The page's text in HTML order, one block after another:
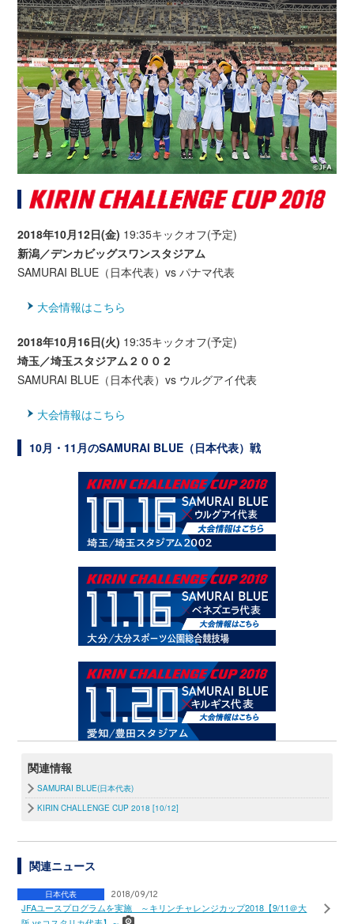
2018年10月12日(金) 19:35キックオフ(予定)
新潟／デンカビッグスワンスタジアム
SAMURAI BLUE（日本代表）vs パナマ代表
大会情報はこちら
2018年10月16日(火) 19:35キックオフ(予定)
埼玉／埼玉スタジアム２００２
SAMURAI BLUE（日本代表）vs ウルグアイ代表
大会情報はこちら
10月・11月のSAMURAI BLUE（日本代表）戦
関連情報
SAMURAI BLUE(日本代表)
KIRIN CHALLENGE CUP 2018 [10/12]
関連ニュース
日本代表 2018/09/12
JFAユースプログラムを実施 ～キリンチャレンジカップ2018【9/11＠大